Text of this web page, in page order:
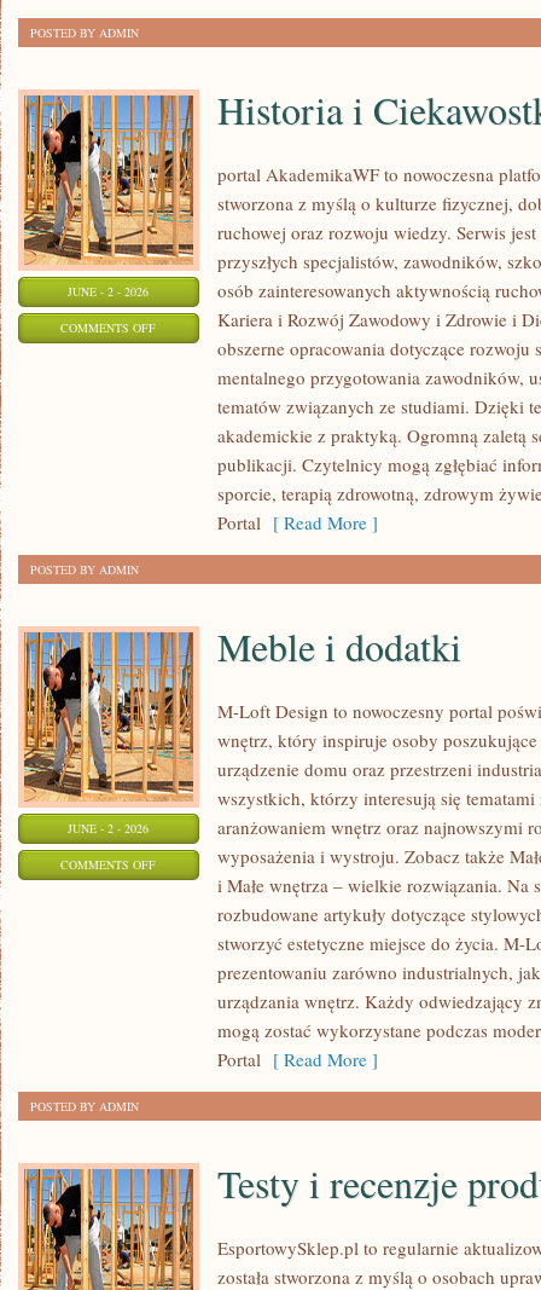
POSTED BY ADMIN
JUNE - 2 - 2026
COMMENTS OFFON
CIEKAWOSTKI
Historia i
portal AkademikaWF to nowoczesna
stworzona z myślą o kulturze fizycznej,
ruchowej oraz rozwoju wiedzy. Serwis
przyszłych specjalistów, zawodników,
osób zainteresowanych aktywnością
Kariera i Rozwój Zawodowy i Zdrowie i
obszerne opracowania dotyczące rozwoju
mentalnego przygotowania zawodników,
tematów związanych ze studiami. Dzięki
akademickie z praktyką. Ogromną zaletą
publikacji. Czytelnicy mogą zgłębiać
sporcie, terapią zdrowotną, zdrowym
Portal [ Read More ]
POSTED BY ADMIN
JUNE - 2 - 2026
COMMENTS OFFON
Meble i dodatki
M-Loft Design to nowoczesny portal
wnętrz, który inspiruje osoby
urządzenie domu oraz przestrzeni
wszystkich, którzy interesują się
aranżowaniem wnętrz oraz najnowszymi
wyposażenia i wystroju. Zobacz także
i Małe wnętrza – wielkie rozwiązania. Na
rozbudowane artykuły dotyczące
stworzyć estetyczne miejsce do życia. M-
prezentowaniu zarówno industrialnych,
urządzania wnętrz. Każdy odwiedzający
mogą zostać wykorzystane podczas
Portal [ Read More ]
POSTED BY ADMIN
Testy i recenzje
EsportowySklep.pl to regularnie
została stworzona z myślą o osobach